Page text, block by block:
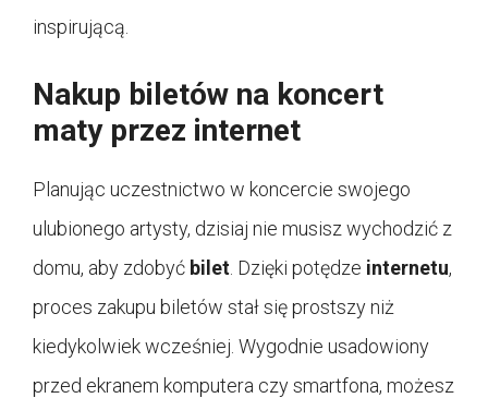
inspirującą.
Nakup biletów na koncert
maty przez internet
Planując uczestnictwo w koncercie swojego
ulubionego artysty, dzisiaj nie musisz wychodzić z
domu, aby zdobyć bilet . Dzięki potędze internetu,
proces zakupu biletów stał się prostszy niż
kiedykolwiek wcześniej. Wygodnie usadowiony
przed ekranem komputera czy smartfona, możesz